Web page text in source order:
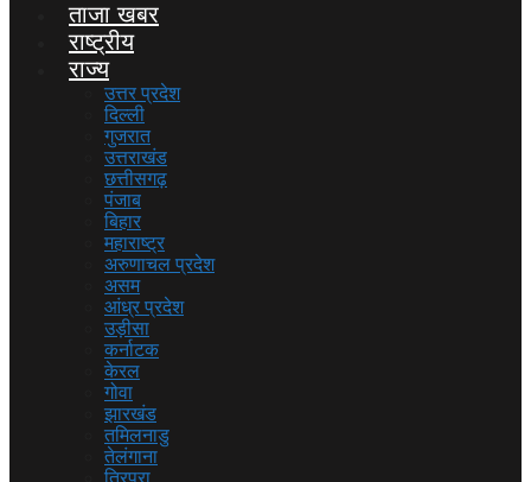
ताजा खबर
राष्ट्रीय
राज्य
उत्तर प्रदेश
दिल्ली
गुजरात
उत्तराखंड
छत्तीसगढ़
पंजाब
बिहार
महाराष्ट्र
अरुणाचल प्रदेश
असम
आंध्र प्रदेश
उड़ीसा
कर्नाटक
केरल
गोवा
झारखंड
तमिलनाडु
तेलंगाना
त्रिपुरा